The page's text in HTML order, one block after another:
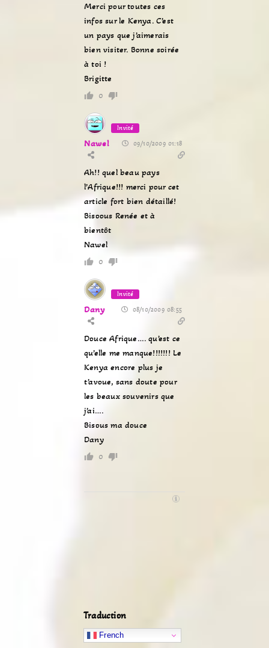
Merci pour toutes ces
infos sur le Kenya. C’est
un pays que j’aimerais
bien visiter. Bonne soirée
à toi !
Brigitte
0
Invité
Nawel 09/10/2009 01:18
Ah!! quel beau pays
l’Afrique!!! merci pour cet
article fort bien détaillé!
Bisoous Renée et à
bientôt
Nawel
0
Invité
Dany 08/10/2009 08:55
Douce Afrique…. qu’est ce
qu’elle me manque!!!!!!! Le
Kenya encore plus je
t’avoue, sans doute pour
les beaux souvenirs que
j’ai….
Bisous ma douce
Dany
0
Traduction
French